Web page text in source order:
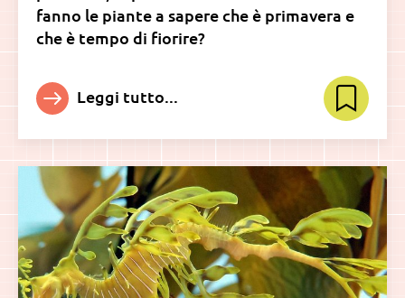
fanno le piante a sapere che è primavera e
che è tempo di fiorire?
Leggi tutto...